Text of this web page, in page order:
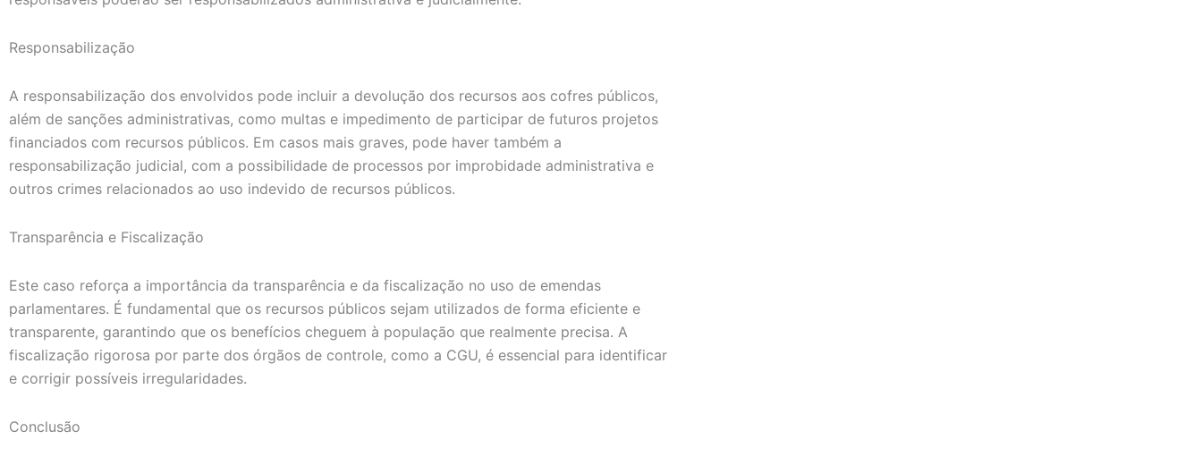
Responsabilização
A responsabilização dos envolvidos pode incluir a devolução dos recursos aos cofres públicos,
além de sanções administrativas, como multas e impedimento de participar de futuros projetos
financiados com recursos públicos. Em casos mais graves, pode haver também a
responsabilização judicial, com a possibilidade de processos por improbidade administrativa e
outros crimes relacionados ao uso indevido de recursos públicos.
Transparência e Fiscalização
Este caso reforça a importância da transparência e da fiscalização no uso de emendas
parlamentares. É fundamental que os recursos públicos sejam utilizados de forma eficiente e
transparente, garantindo que os benefícios cheguem à população que realmente precisa. A
fiscalização rigorosa por parte dos órgãos de controle, como a CGU, é essencial para identificar
e corrigir possíveis irregularidades.
Conclusão